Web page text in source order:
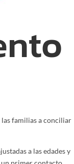
familias a conciliar
a las edades y